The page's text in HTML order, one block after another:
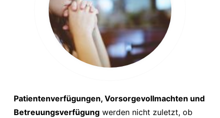
Patientenverfügungen, Vorsorgevollmachten und
Betreuungsverfügung werden nicht zuletzt, ob